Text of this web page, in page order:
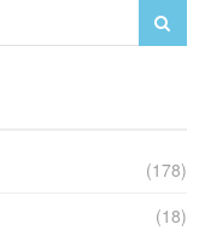
(178)
(18)